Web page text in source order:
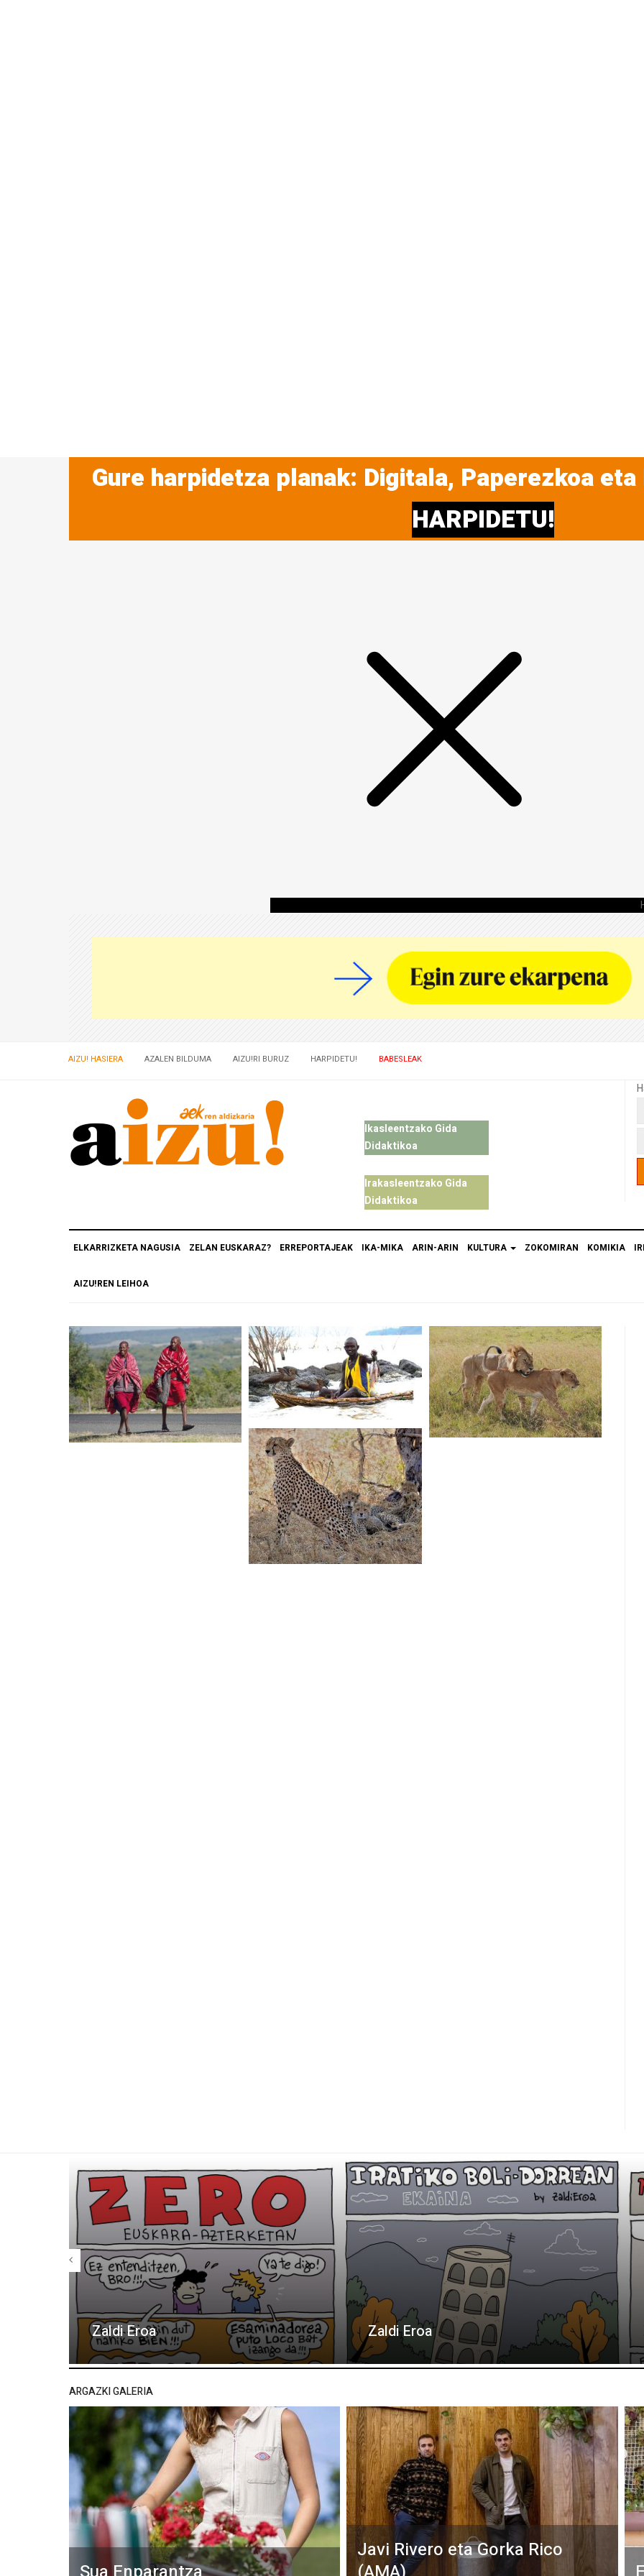
Gure harpidetza planak: Digitala, Paperezkoa
HARPIDETU!
AIZU! HASIERA AZALEN BILDUMA AIZU!RI BURUZ HARPIDETU! BABESLEAK
Ikasleentzako Gida
Didaktikoa
Irakasleentzako Gida
Didaktikoa
ELKARRIZKETA NAGUSIA ZELAN EUSKARAZ? ERREPORTAJEAK IKA-MIKA ARIN-ARIN KULTURA ZOKOMIRAN KOMIKIA
AIZU!REN LEIHOA
Zaldi Eroa Zaldi Eroa
ARGAZKI GALERIA
Javi Rivero eta Gorka Rico